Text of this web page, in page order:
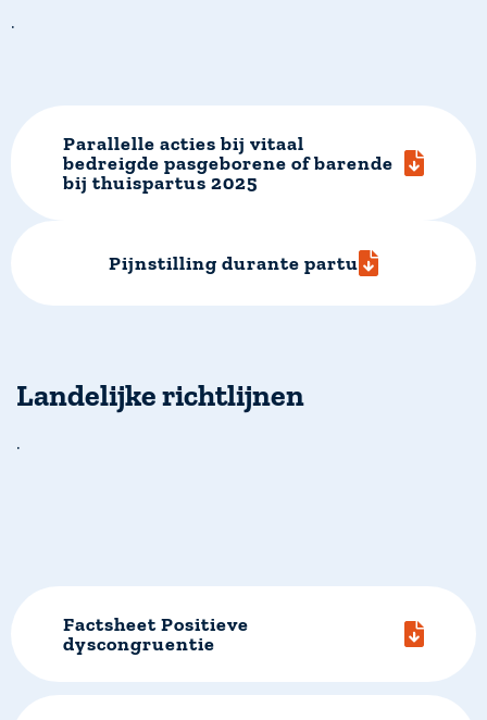
.
Parallelle acties bij vitaal
bedreigde pasgeborene of barende
bij thuispartus 2025
Pijnstilling durante partu
Landelijke richtlijnen
.
Factsheet Positieve
dyscongruentie